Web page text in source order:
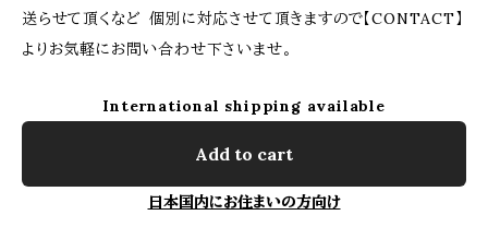
送らせて頂くなど 個別に対応させて頂きますので【CONTACT】
よりお気軽にお問い合わせ下さいませ。
International shipping available
Add to cart
日本国内にお住まいの方向け